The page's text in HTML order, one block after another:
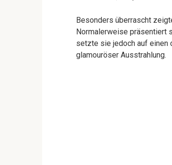
Besonders überrascht
Normalerweise präsentiert
setzte sie jedoch auf einen
glamouröser Ausstrahlung.